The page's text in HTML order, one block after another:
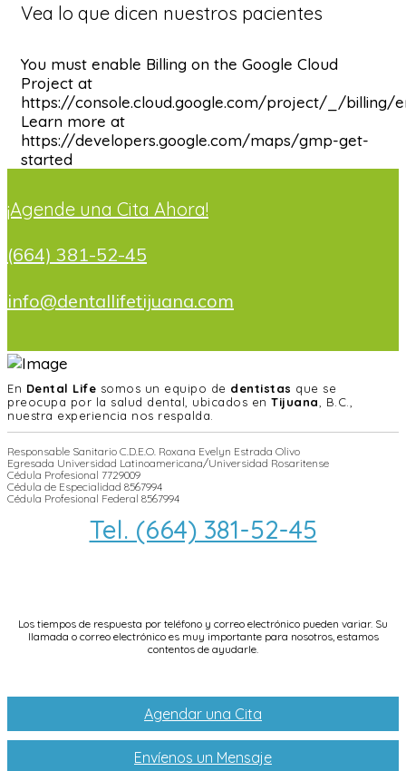
Vea lo que dicen nuestros pacientes
You must enable Billing on the Google Cloud
Project at
https://console.cloud.google.com/project/_/billing/
Learn more at
https://developers.google.com/maps/gmp-get-
started
¡Agende una Cita Ahora!
(664) 381-52-45
info@dentallifetijuana.com
En Dental Life somos un equipo de dentistas que se
preocupa por la salud dental, ubicados en Tijuana , B.C.,
nuestra experiencia nos respalda.
Responsable Sanitario C.D.E.O. Roxana Evelyn Estrada Olivo
Egresada Universidad Latinoamericana/Universidad Rosaritense
Cédula Profesional 7729009
Cédula de Especialidad 8567994
Cédula Profesional Federal 8567994
Tel. (664) 381-52-45
Los tiempos de respuesta por teléfono y correo electrónico pueden variar. Su
llamada o correo electrónico es muy importante para nosotros, estamos
contentos de ayudarle.
Agendar una Cita
Envíenos un Mensaje